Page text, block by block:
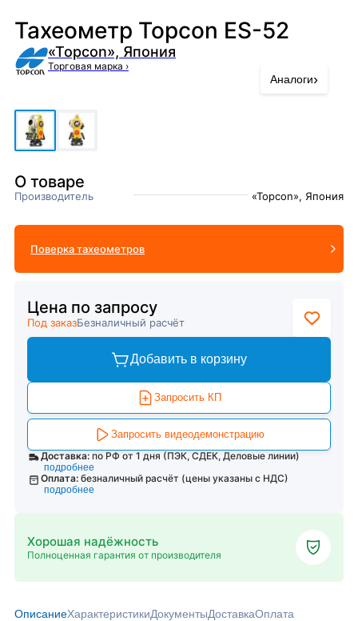
Тахеометр Topcon ES-52
«Topcon», Япония
Торговая марка ›
Аналоги›
О товаре
Производитель «Topcon», Япония
Поверка тахеометров
Цена по запросу
Под заказБезналичный расчёт
Добавить в корзину
Запросить КП
Запросить видеодемонстрацию
Доставка: по РФ от 1 дня (ПЭК, СДЕК, Деловые линии)
подробнее
Оплата: безналичный расчёт (цены указаны с НДС)
подробнее
Хорошая надёжность
Полноценная гарантия от производителя
ОписаниеХарактеристикиДокументыДоставкаОплата